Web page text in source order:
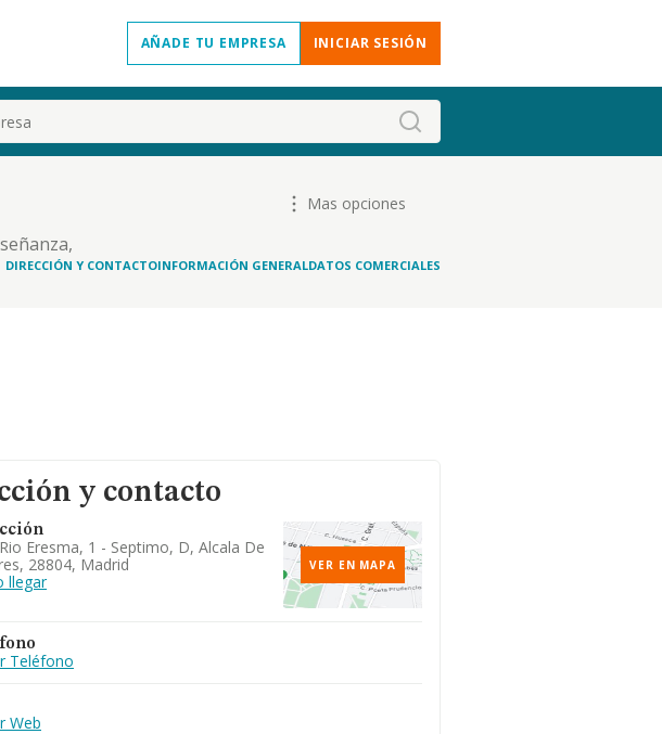
AÑADE TU EMPRESA INICIAR SESIÓN
Mas opciones
DIRECCIÓN Y CONTACTOINFORMACIÓN GENERALDATOS COMERCIALES
y contacto
Eresma, 1 - Septimo, D, Alcala De
28804, Madrid
llegar
VER EN MAPA
Teléfono
Web